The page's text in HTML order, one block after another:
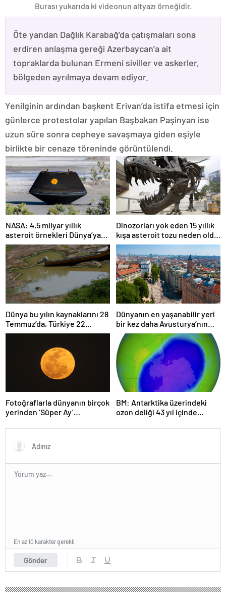
Burası yukarıda ki videonun altyazı örneğidir.
Öte yandan Dağlık Karabağ’da çatışmaları sona
erdiren anlaşma gereği Azerbaycan’a ait
topraklarda bulunan Ermeni siviller ve askerler,
bölgeden ayrılmaya devam ediyor.
Yenilginin ardından başkent Erivan’da istifa etmesi için
günlerce protestolar yapılan Başbakan Paşinyan ise
uzun süre sonra cepheye savaşmaya giden eşiyle
birlikte bir cenaze töreninde görüntülendi.
NASA: 4.5 milyar yıllık
asteroit örnekleri Dünya’ya
getirildi; yaşamın
başlangıcına ışık tutabilir
Dinozorları yok eden 15 yıllık
kışa asteroit tozu neden oldu
| Araştırma
Dünya bu yılın kaynaklarını 28
Temmuz’da, Türkiye 22
Haziran’da tüketti
Dünyanın en yaşanabilir yeri
bir kez daha Avusturya’nın
başkenti Viyana oldu
Fotoğraflarla dünyanın birçok
yerinden ‘Süper Ay’
BM: Antarktika üzerindeki
ozon deliği 43 yıl içinde
Gönder
En az 10 karakter gerekli